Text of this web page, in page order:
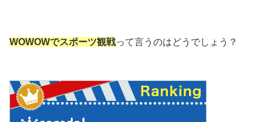
WOWOWでスポーツ観戦って言うのはどうでしょう？